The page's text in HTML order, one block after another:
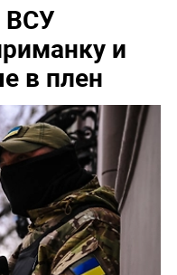
ВСУ
и
в плен